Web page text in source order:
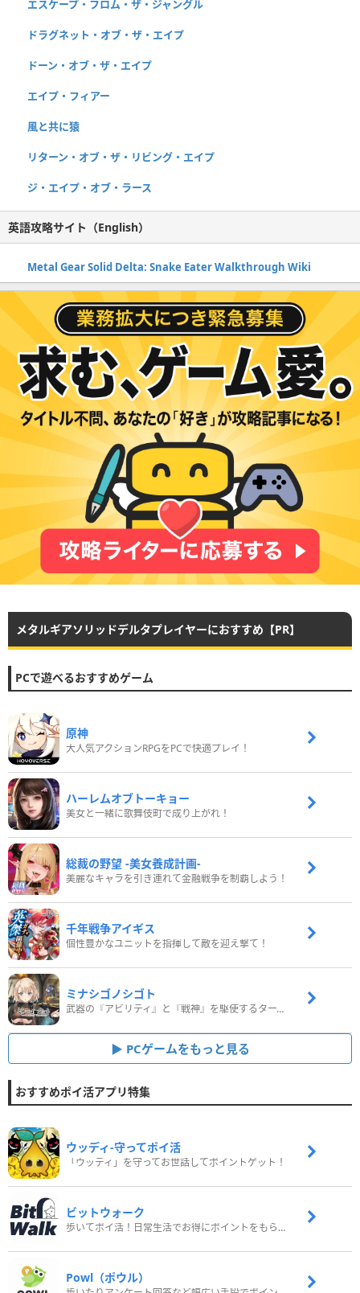
エスケープ・フロム・ザ・ジャングル
ドラグネット・オブ・ザ・エイプ
ドーン・オブ・ザ・エイプ
エイプ・フィアー
風と共に猿
リターン・オブ・ザ・リビング・エイプ
ジ・エイプ・オブ・ラース
英語攻略サイト（English）
Metal Gear Solid Delta: Snake Eater Walkthrough Wiki
メタルギアソリッドデルタプレイヤーにおすすめ【PR】
PCで遊べるおすすめゲーム
原神
大人気アクションRPGをPCで快適プレイ！
ハーレムオブトーキョー
美女と一緒に歌舞伎町で成り上がれ！
総裁の野望 -美女養成計画-
美麗なキャラを引き連れて金融戦争を制覇しよう！
千年戦争アイギス
個性豊かなユニットを指揮して敵を迎え撃て！
ミナシゴノシゴト
武器の『アビリティ』と『戦神』を駆使するターン制コマンドバトルRPG！
PCゲームをもっと見る
おすすめポイ活アプリ特集
ウッディ‐守ってポイ活
「ウッディ」を守ってお世話してポイントゲット！
ビットウォーク
歩いてポイ活！日常生活でお得にポイントをもらおう
Powl（ポウル）